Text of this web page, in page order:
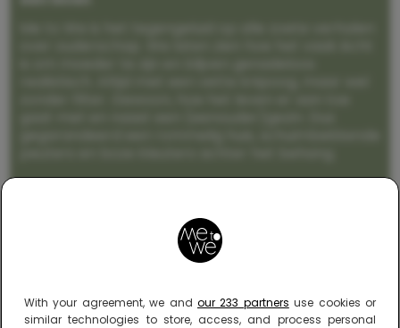
With your agreement, we and our 233 partners use cookies or
similar technologies to store, access, and process personal